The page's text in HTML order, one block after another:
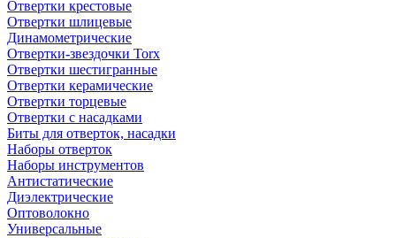
Отвертки крестовые
Отвертки шлицевые
Динамометрические
Отвертки-звездочки Torx
Отвертки шестигранные
Отвертки керамические
Отвертки торцевые
Отвертки с насадками
Биты для отверток, насадки
Наборы отверток
Наборы инструментов
Антистатические
Диэлектрические
Оптоволокно
Универсальные